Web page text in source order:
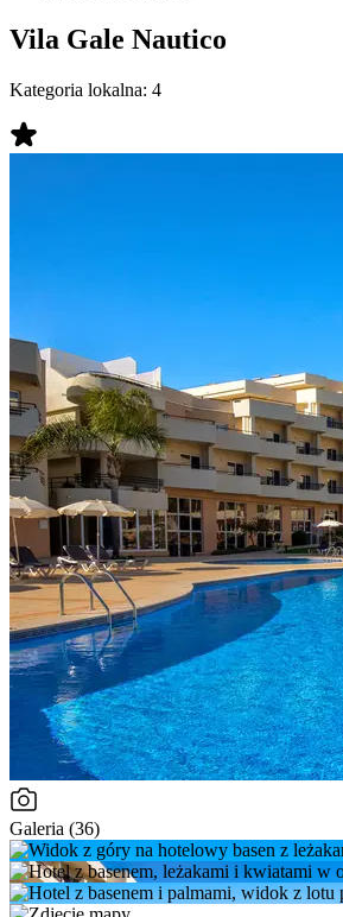
Vila Gale Nautico
Kategoria lokalna: 4
Galeria (36)